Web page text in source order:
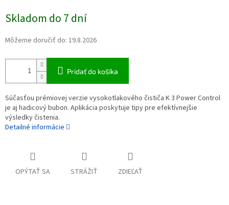
Skladom do 7 dní
Môžeme doručiť do: 19.8.2026
Pridať do košíka
Súčasťou prémiovej verzie vysokotlakového čističa K 3 Power Control
je aj hadicový bubon. Aplikácia poskytuje tipy pre efektívnejšie
výsledky čistenia.
Detailné informácie
OPÝTAŤ SA STRÁŽIŤ ZDIEĽAŤ